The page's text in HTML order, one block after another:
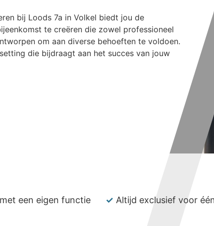
bij Loods 7a in Volkel biedt jou de
te creëren die zowel professioneel
om aan diverse behoeften te voldoen.
die bijdraagt aan het succes van jouw
een eigen functie ✓ Altijd exclusief voor